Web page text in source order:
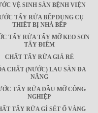
VỆ SINH SÀN BỆNH VIỆN
TẨY RỬA BẾP DỤNG CỤ
THIẾT BỊ NHÀ BẾP
TẨY RỬA TẨY MỠ KEO SƠN
TẨY ĐIỂM
CHẤT TẨY RỬA GIÁ RẺ
CHẤT (NƯỚC) LAU SÀN ĐA
NĂNG
TẨY RỬA DẦU MỠ CÔNG
NGHIỆP
TẨY RỬA GỈ SÉT Ố VÀNG